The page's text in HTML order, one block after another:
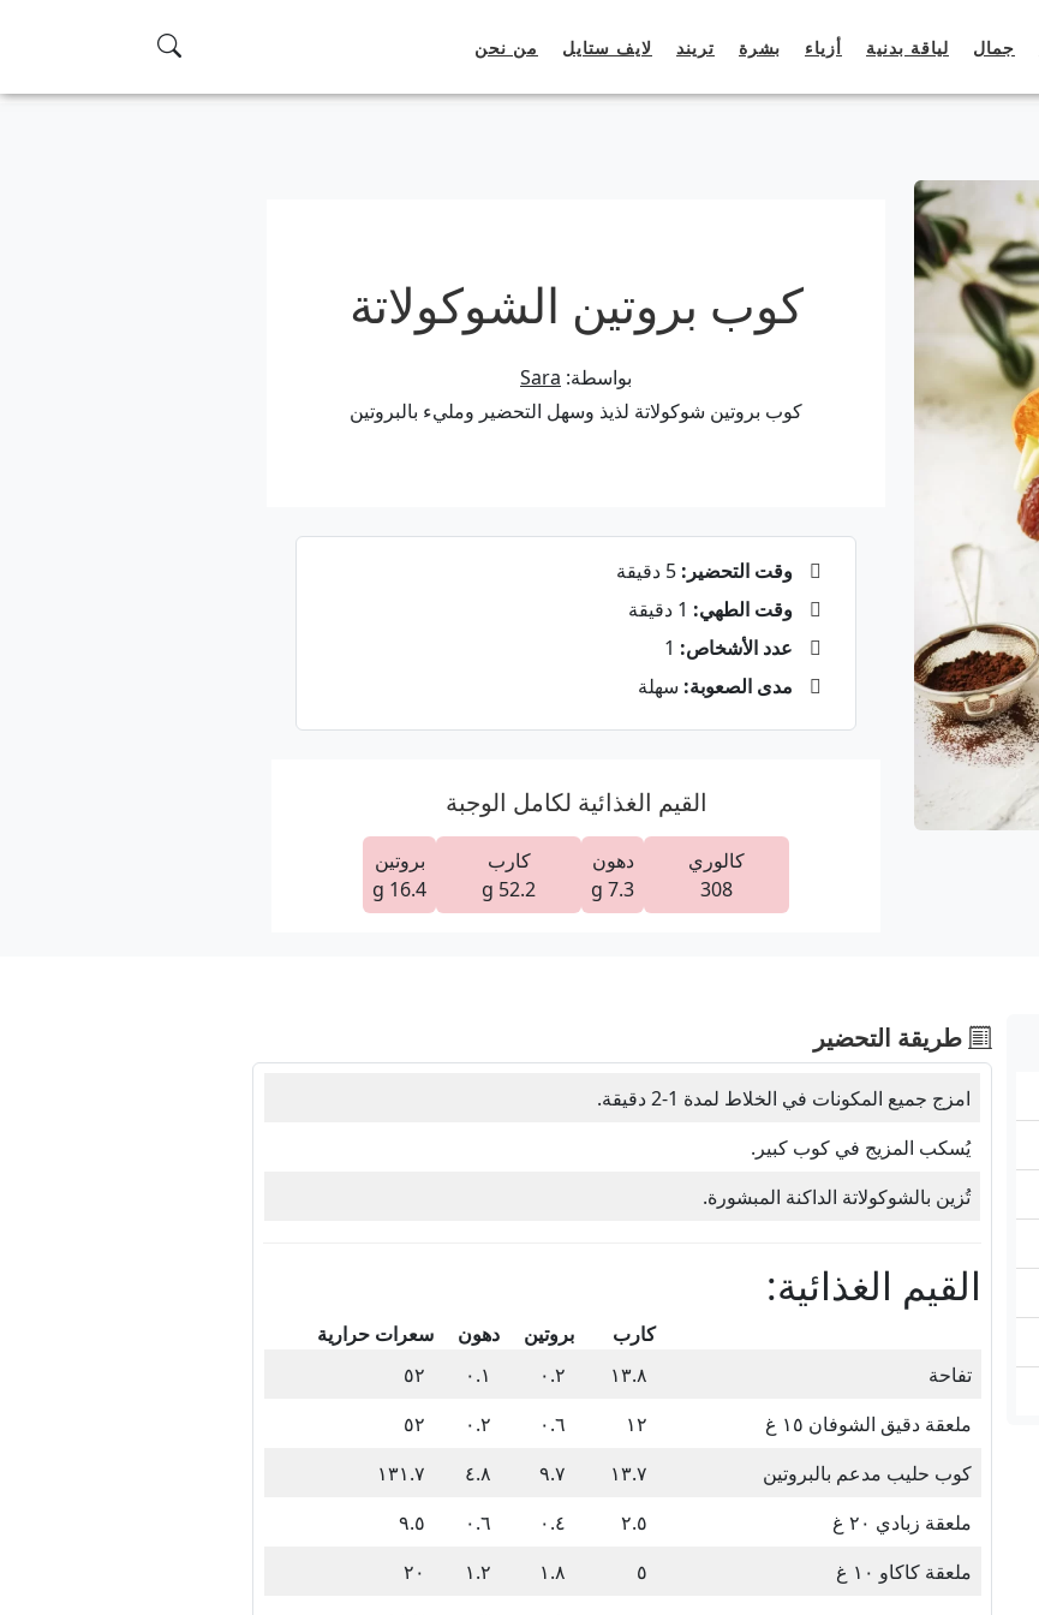
جمال لياقة بدنية أزياء بشرة تريند لايف ستايل من نحن
كوب بروتين الشوكولاتة
بواسطة: Sara
كوب بروتين شوكولاتة لذيذ وسهل التحضير ومليء بالبروتين
وقت التحضير:
وقت الطهي:
عدد الأشخاص:
مدى الصعوبة: سهلة
القيم الغذائية لكامل الوجبة
كالوري
308
دهون
7.3 g
كارب
52.2 g
بروتين
16.4 g
طريقة التحضير
امزج جميع المكونات في الخلاط لمدة 1-2 دقيقة.
يُسكب المزيج في كوب كبير.
تُزين بالشوكولاتة الداكنة المبشورة.
القيم الغذائية:
كارب بروتين دهون
سعرات حرارية
تفاحة
١٣.٨ ٠.٢ ٠.١
٥٢
ملعقة دقيق الشوفان ١٥ غ
١٢ ٠.٦ ٠.٢
٥٢
كوب حليب مدعم بالبروتين
١٣.٧ ٩.٧ ٤.٨
١٣١.٧
ملعقة زبادي ٢٠ غ
٢.٥ ٠.٤ ٠.٦
٩.٥
ملعقة كاكاو ١٠ غ
٥ ١.٨ ١.٢
٢٠